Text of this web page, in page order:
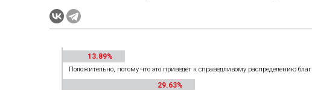
13.89%
Положительно, потому что это приведет к справедливому распределению благ
29.63%